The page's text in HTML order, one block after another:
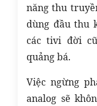
năng thu
dùng đầu thu
các tivi đời
quảng bá.
Việc ngừng
analog sẽ